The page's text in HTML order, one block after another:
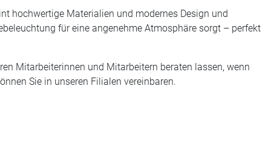
hochwertige Materialien und modernes Design und
für eine angenehme Atmosphäre sorgt – perfekt
Mitarbeiterinnen und Mitarbeitern beraten lassen, wenn
Sie in unseren Filialen vereinbaren.